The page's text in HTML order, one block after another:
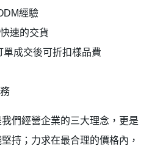
經驗
速的交貨
成交後可折扣樣品費
我們經營企業的三大理念，更是
持；力求在最合理的價格內，